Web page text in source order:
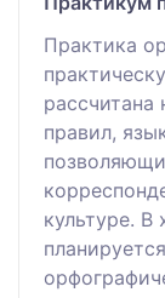
Практика
рассчитана
правил,
культуре. В